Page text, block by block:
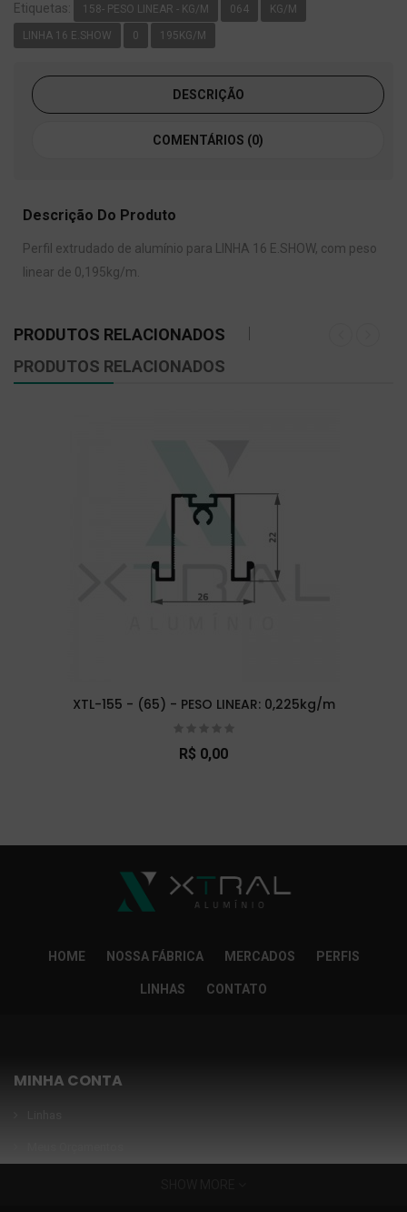
Etiquetas: 158- PESO LINEAR - KG/M 064 KG/M
LINHA 16 E.SHOW 0 195KG/M
DESCRIÇÃO
COMENTÁRIOS (0)
Descrição Do Produto
Perfil extrudado de alumínio para LINHA 16 E.SHOW, com peso
linear de 0,195kg/m.
PRODUTOS RELACIONADOS
PRODUTOS RELACIONADOS
XTL-155 - (65) - PESO LINEAR: 0,225kg/m
R$ 0,00
HOME NOSSA FÁBRICA MERCADOS PERFIS
LINHAS CONTATO
MINHA CONTA